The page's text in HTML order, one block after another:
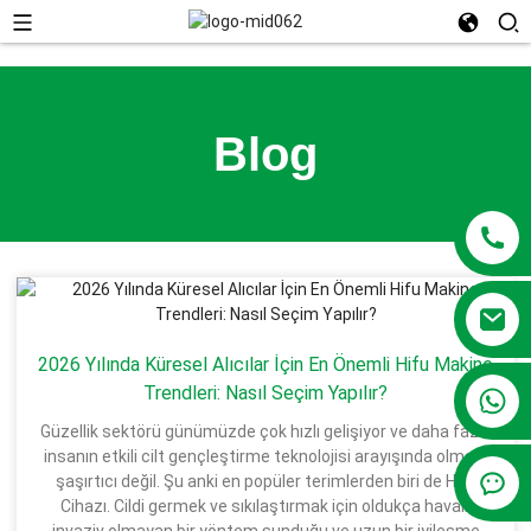
+86 13381209830
Blog
2026 Yılında Küresel Alıcılar İçin En Önemli Hifu Makine
Trendleri: Nasıl Seçim Yapılır?
Güzellik sektörü günümüzde çok hızlı gelişiyor ve daha fazla
insanın etkili cilt gençleştirme teknolojisi arayışında olması
şaşırtıcı değil. Şu anki en popüler terimlerden biri de Hifu
Cihazı. Cildi germek ve sıkılaştırmak için oldukça havalı,